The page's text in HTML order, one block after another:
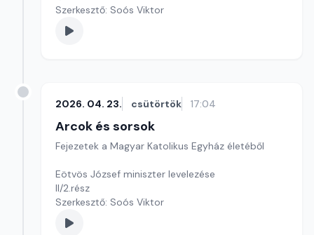
Szerkesztő: Soós Viktor
2026. 04. 23. csütörtök 17:04
Arcok és sorsok
Fejezetek a Magyar Katolikus Egyház életéből
Eötvös József miniszter levelezése
II/2.rész
Szerkesztő: Soós Viktor